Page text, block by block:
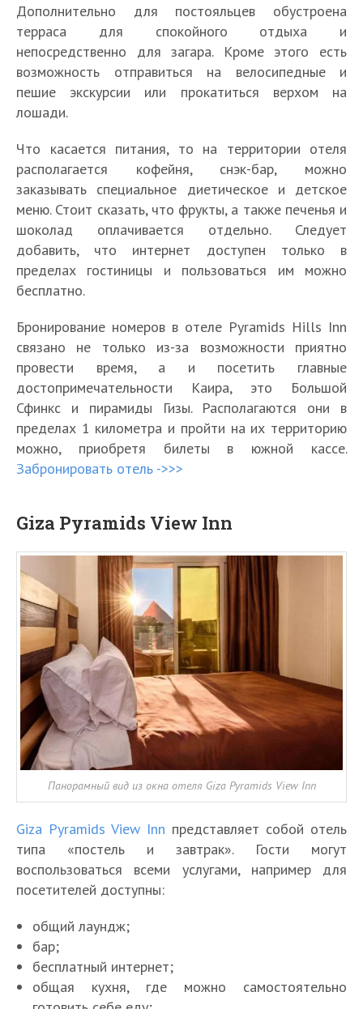
Дополнительно для постояльцев обустроена
терраса для спокойного отдыха и
непосредственно для загара. Кроме этого есть
возможность отправиться на велосипедные и
пешие экскурсии или прокатиться верхом на
лошади.
Что касается питания, то на территории отеля
располагается кофейня, снэк-бар, можно
заказывать специальное диетическое и детское
меню. Стоит сказать, что фрукты, а также печенья и
шоколад оплачивается отдельно. Следует
добавить, что интернет доступен только в
пределах гостиницы и пользоваться им можно
бесплатно.
Бронирование номеров в отеле Pyramids Hills Inn
связано не только из-за возможности приятно
провести время, а и посетить главные
достопримечательности Каира, это Большой
Сфинкс и пирамиды Гизы. Располагаются они в
пределах 1 километра и пройти на их территорию
можно, приобретя билеты в южной кассе.
Забронировать отель ->>>
Giza Pyramids View Inn
Панорамный вид из окна отеля Giza Pyramids View Inn
Giza Pyramids View Inn представляет собой отель
типа «постель и завтрак». Гости могут
воспользоваться всеми услугами, например для
посетителей доступны:
общий лаундж;
бар;
бесплатный интернет;
общая кухня, где можно самостоятельно